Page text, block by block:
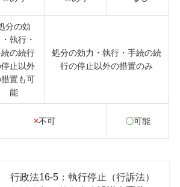
分の効
執行・
の続行
止以外
置も可
能
処分の効力・執行・手続の続
行の停止以外の措置のみ
×不可 〇可能
行政法16-5：執行停止（行訴法）